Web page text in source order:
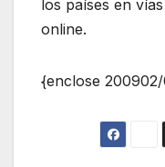
los países en
online.
{enclose